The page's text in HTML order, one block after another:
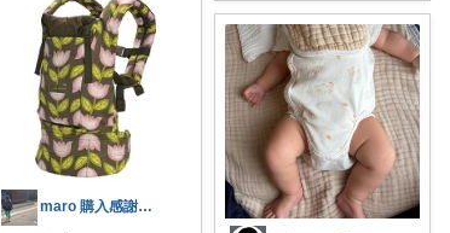
maro 購入感謝です🥰